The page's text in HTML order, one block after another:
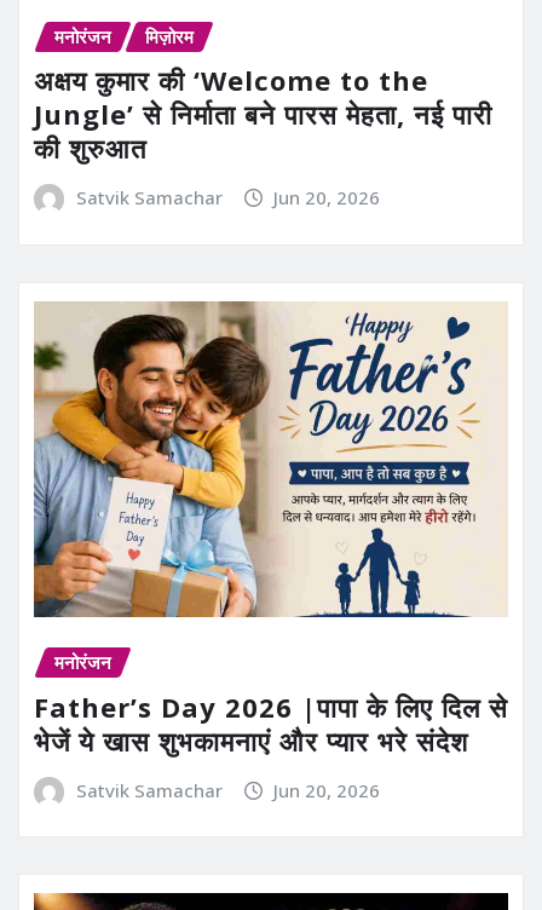
मनोरंजन मिज़ोरम
अक्षय कुमार की ‘Welcome to the
Jungle’ से निर्माता बने पारस मेहता, नई पारी
की शुरुआत
Satvik Samachar Jun 20, 2026
मनोरंजन
Father’s Day 2026 |पापा के लिए दिल से
भेजें ये खास शुभकामनाएं और प्यार भरे संदेश
Satvik Samachar Jun 20, 2026